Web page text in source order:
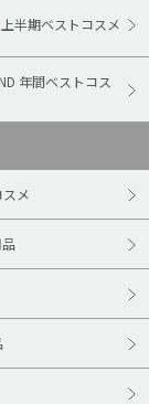
半期ベストコスメ
年間ベストコス
メ